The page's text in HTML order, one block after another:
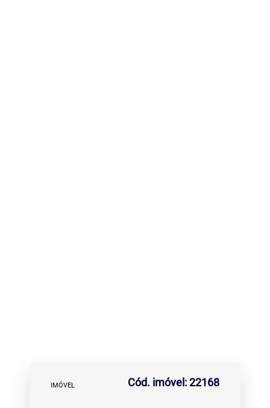
IMÓVEL Cód. imóvel: 22168